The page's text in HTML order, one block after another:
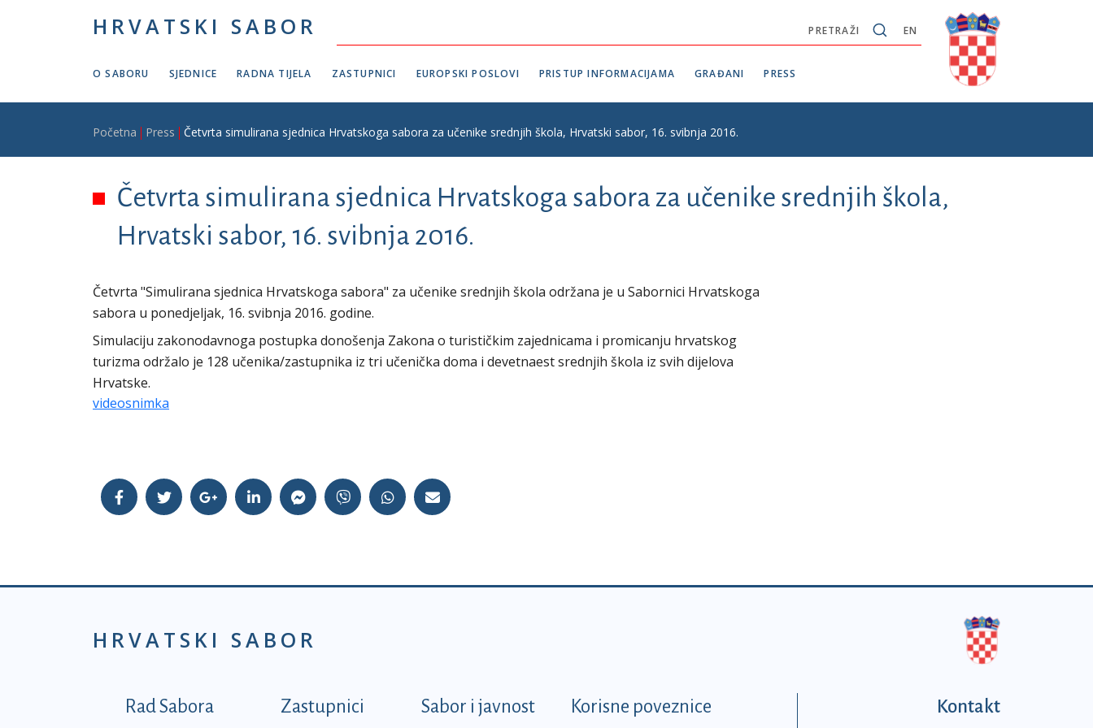
HRVATSKI SABOR EN
PRETRAŽI
O SABORU SJEDNICE RADNA TIJELA ZASTUPNICI EUROPSKI POSLOVI PRISTUP INFORMACIJAMA GRAĐANI PRESS
Breadcrumb
Početna Press Četvrta simulirana sjednica Hrvatskoga sabora za učenike srednjih škola, Hrvatski sabor, 16. svibnja 2016.
Četvrta simulirana sjednica Hrvatskoga sabora za učenike srednjih škola,
Hrvatski sabor, 16. svibnja 2016.
Četvrta "Simulirana sjednica Hrvatskoga sabora" za učenike srednjih škola održana je u Sabornici Hrvatskoga
sabora u ponedjeljak, 16. svibnja 2016. godine.
Simulaciju zakonodavnoga postupka donošenja Zakona o turističkim zajednicama i promicanju hrvatskog
turizma održalo je 128 učenika/zastupnika iz tri učenička doma i devetnaest srednjih škola iz svih dijelova
Hrvatske.
videosnimka
HRVATSKI SABOR
Podnožje prvi izbornik
Rad Sabora Zastupnici Sabor i javnost Korisne poveznice Kontakt